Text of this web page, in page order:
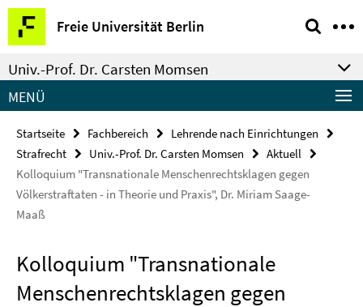
Springe
direkt
zu
Inhalt
Freie Universität Berlin
Service-
Navigation
Univ.-Prof. Dr. Carsten Momsen
MENÜ
Startseite Fachbereich
Lehrende nach Einrichtungen
Strafrecht
Univ.-Prof. Dr. Carsten Momsen
Aktuell
Kolloquium "Transnationale Menschenrechtsklagen gegen
Völkerstraftaten - in Theorie und Praxis", Dr. Miriam Saage-
Maaß
Kolloquium "Transnationale
Menschenrechtsklagen gegen